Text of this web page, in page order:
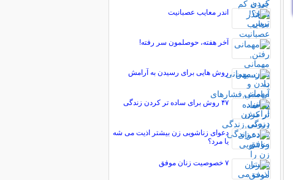
اندر معایب عصبانیت
آخر هفته، حوصلمون سر رفته!
روش‌ هایی برای رسیدن به آرامش
۴۷ روش برای ساده‌ تر کردن زندگی
دعوای زناشویی زن بیشتر اذیت می شه
یا مرد؟
۷ خصوصیت زنان موفق